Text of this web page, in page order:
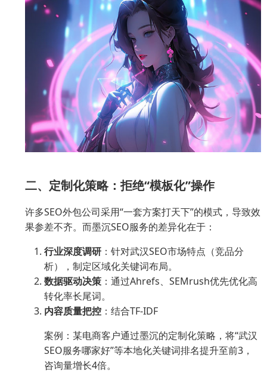
二、定制化策略：拒绝“模板化”操作
许多SEO外包公司采用“一套方案打天下”的模式，导致效
果参差不齐。而墨沉SEO服务的差异化在于：
行业深度调研 ：针对武汉SEO市场特点（竞品分
析），制定区域化关键词布局。
数据驱动决策 ：通过Ahrefs、SEMrush优先优化高
转化率长尾词。
内容质量把控 ：结合TF-IDF
案例：某电商客户通过墨沉的定制化策略，将“武汉
SEO服务哪家好”等本地化关键词排名提升至前3，
咨询量增长4倍。